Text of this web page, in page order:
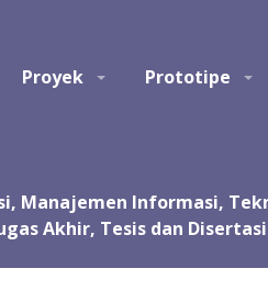
privat dalam pembuatan tugas
Proyek Prototipe